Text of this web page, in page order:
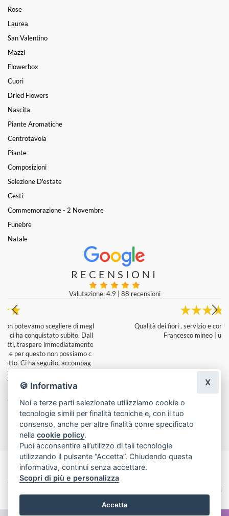
Rose
Laurea
San Valentino
Mazzi
Flowerbox
Cuori
Dried Flowers
Nascita
Piante Aromatiche
Centrotavola
Piante
Composizioni
Selezione D'estate
Cesti
Commemorazione - 2 Novembre
Funebre
Natale
RECENSIONI
Valutazione: 4.9 88 recensioni
Qualità dei fiori , servizio e composizione stupenda
Francesco mineo
Lascia una recensione
Made with byInfoser.it- Realizzazione Siti ecommerce per Fioristi
2026
Termini e Condizioni
🍪 Informativa
Noi e terze parti selezionate utilizziamo cookie o
tecnologie simili per finalità tecniche e, con il tuo
consenso, anche per altre finalità come specificato
nellacookie policy.
Puoi acconsentire all’utilizzo di tali tecnologie
utilizzando il pulsante “Accetta”. Chiudendo questa
informativa, continui senza accettare.
Scopri di più e personalizza
Accetta
X